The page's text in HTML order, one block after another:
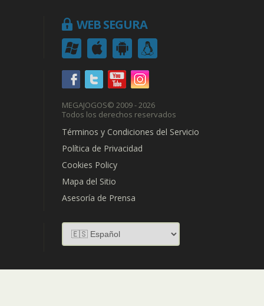
WEB SEGURA
MEGAJOGOS© 2009 - 2026
Todos los derechos reservados
Términos y Condiciones del Servicio
Política de Privacidad
Cookies Policy
Mapa del Sitio
Asesoría de Prensa